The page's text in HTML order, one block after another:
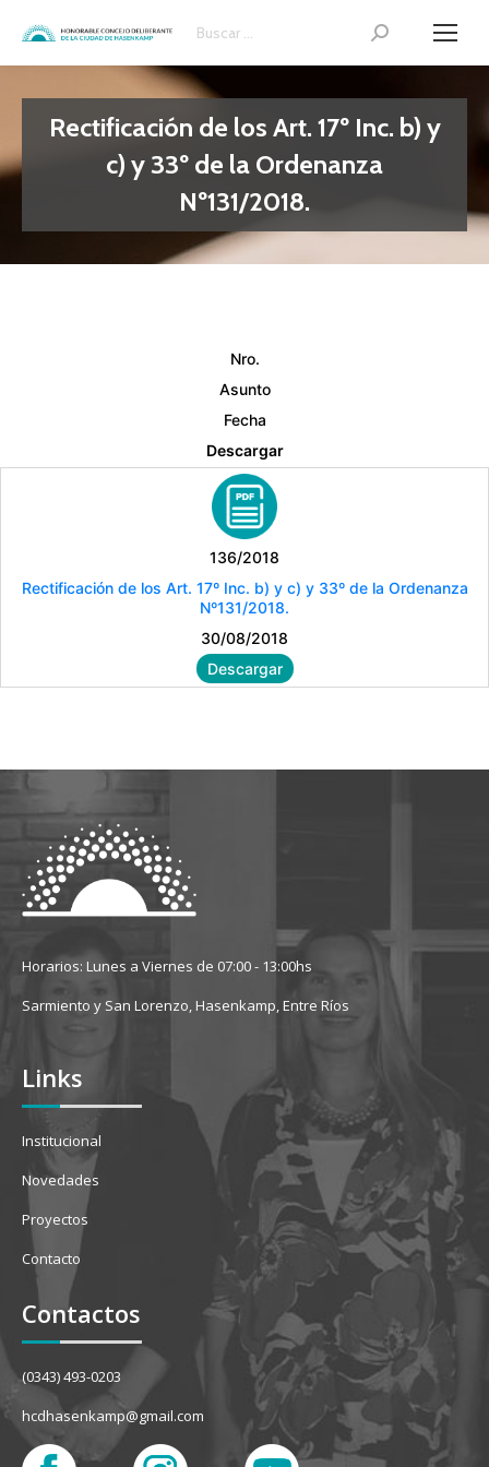
Search:
Rectificación de los Art. 17º Inc. b) y
c) y 33º de la Ordenanza
Nº131/2018.
Nro.
Asunto
Fecha
Descargar
136/2018
Rectificación de los Art. 17º Inc. b) y c) y 33º de la Ordenanza
Nº131/2018.
30/08/2018
Descargar
Horarios: Lunes a Viernes de 07:00 - 13:00hs
Sarmiento y San Lorenzo, Hasenkamp, Entre Ríos
Links
Institucional
Novedades
Proyectos
Contacto
Contactos
(0343) 493-0203
hcdhasenkamp@gmail.com